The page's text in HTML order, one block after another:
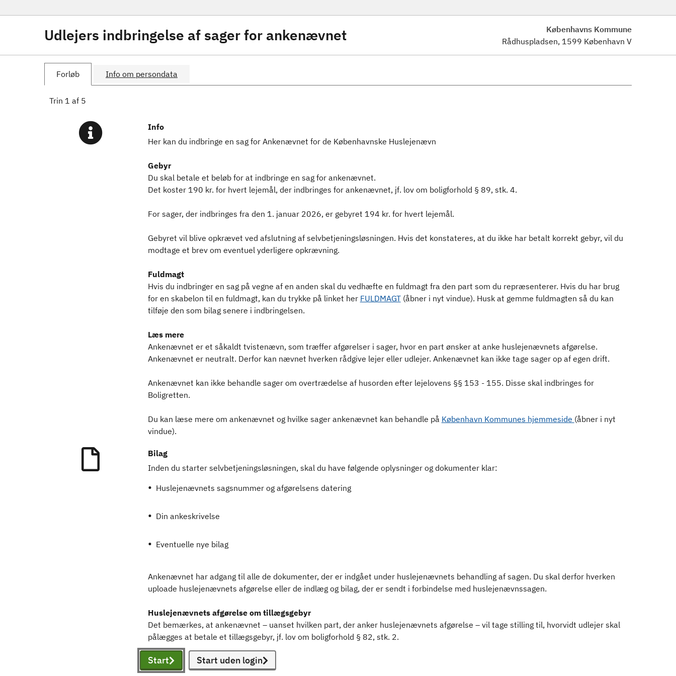
Udlejers indbringelse af sager for ankenævnet
Københavns Kommune
Rådhuspladsen, 1599 København V
Forløb Info om persondata
Trin 1 af 5
Info
Her kan du indbringe en sag for Ankenævnet for de Københavnske Huslejenævn
Gebyr
Du skal betale et beløb for at indbringe en sag for ankenævnet.
Det koster 190 kr. for hvert lejemål, der indbringes for ankenævnet, jf. lov om boligforhold § 89, stk. 4.
For sager, der indbringes fra den 1. januar 2026, er gebyret 194 kr. for hvert lejemål.
Gebyret vil blive opkrævet ved afslutning af selvbetjeningsløsningen. Hvis det konstateres, at du ikke har betalt korrekt gebyr, vil du
modtage et brev om eventuel yderligere opkrævning.
Fuldmagt
Hvis du indbringer en sag på vegne af en anden skal du vedhæfte en fuldmagt fra den part som du repræsenterer. Hvis du har brug
for en skabelon til en fuldmagt, kan du trykke på linket her FULDMAGT(åbner i nyt vindue). Husk at gemme fuldmagten så du kan
tilføje den som bilag senere i indbringelsen.
Læs mere
Ankenævnet er et såkaldt tvistenævn, som træffer afgørelser i sager, hvor en part ønsker at anke huslejenævnets afgørelse.
Ankenævnet er neutralt. Derfor kan nævnet hverken rådgive lejer eller udlejer. Ankenævnet kan ikke tage sager op af egen drift.
Ankenævnet kan ikke behandle sager om overtrædelse af husorden efter lejelovens §§ 153 - 155. Disse skal indbringes for
Boligretten.
Du kan læse mere om ankenævnet og hvilke sager ankenævnet kan behandle på København Kommunes hjemmeside (åbner i nyt
vindue).
Bilag
Inden du starter selvbetjeningsløsningen, skal du have følgende oplysninger og dokumenter klar:
Huslejenævnets sagsnummer og afgørelsens datering
Din ankeskrivelse
Eventuelle nye bilag
Ankenævnet har adgang til alle de dokumenter, der er indgået under huslejenævnets behandling af sagen. Du skal derfor hverken
uploade huslejenævnets afgørelse eller de indlæg og bilag, der er sendt i forbindelse med huslejenævnssagen.
Huslejenævnets afgørelse om tillægsgebyr
Det bemærkes, at ankenævnet – uanset hvilken part, der anker huslejenævnets afgørelse – vil tage stilling til, hvorvidt udlejer skal
pålægges at betale et tillægsgebyr, jf. lov om boligforhold § 82, stk. 2.
Start Start uden login